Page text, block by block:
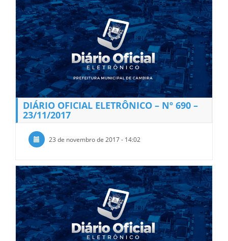
DIÁRIO OFICIAL ELETRÔNICO – Nº 690 –
23/11/2017
23 de novembro de 2017 - 14:02